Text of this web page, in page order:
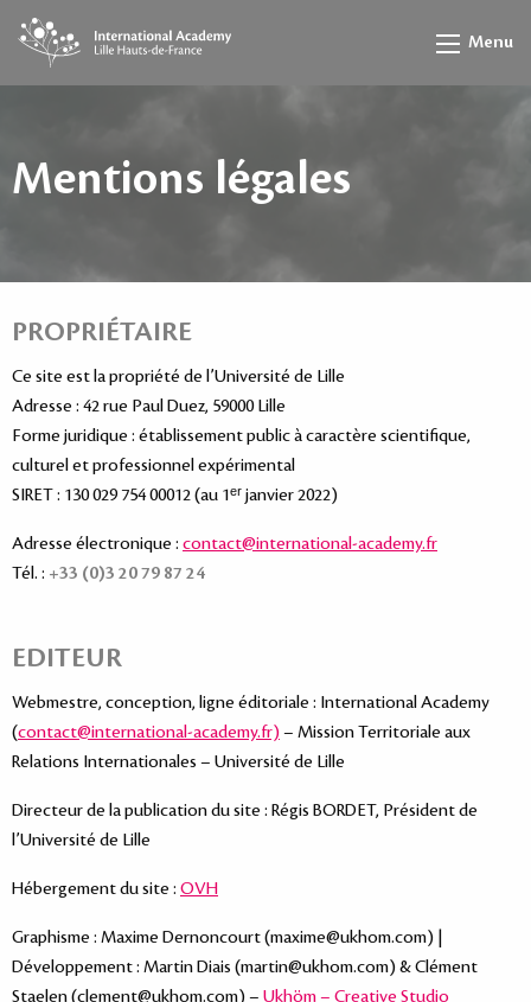
Menu
Mentions légales
PROPRIÉTAIRE
Ce site est la propriété de l’Université de Lille
Adresse : 42 rue Paul Duez, 59000 Lille
Forme juridique : établissement public à caractère scientifique,
culturel et professionnel expérimental
SIRET : 130 029 754 00012 (au 1ᵉʳ janvier 2022)
Adresse électronique : contact@international-academy.fr
Tél. : +33 (0)3 20 79 87 24
EDITEUR
Webmestre, conception, ligne éditoriale : International Academy
(contact@international-academy.fr)– Mission Territoriale aux
Relations Internationales – Université de Lille
Directeur de la publication du site : Régis BORDET, Président de
l’Université de Lille
Hébergement du site : OVH
Graphisme : Maxime Dernoncourt (maxime@ukhom.com) |
Développement : Martin Diais (martin@ukhom.com) & Clément
Staelen (clement@ukhom.com) – Ukhöm – Creative Studio